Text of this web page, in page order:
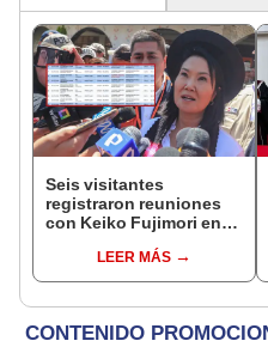
Seis visitantes
registraron reuniones
con Keiko Fujimori en
presidenta se
encontraba en Junín
LEER MÁS